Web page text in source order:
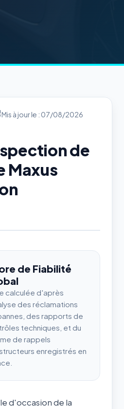
Mis à jour le : 07/08/2026
de
Maxus
de Fiabilité
calculée d'après
des réclamations
des rapports de
techniques, et du
de rappels
enregistrés en
d'occasion de la